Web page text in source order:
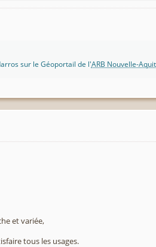
sur le Géoportail de l'ARB Nouvelle-
et variée,
tous les usages.